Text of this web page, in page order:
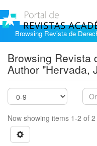
Browsing Revista de
Browsing Revista
Author "Hervada,
Now showing items 1-2 of 2